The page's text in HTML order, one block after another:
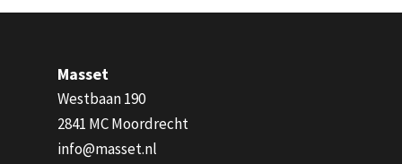
Masset
Westbaan 190
2841 MC Moordrecht
info@masset.nl